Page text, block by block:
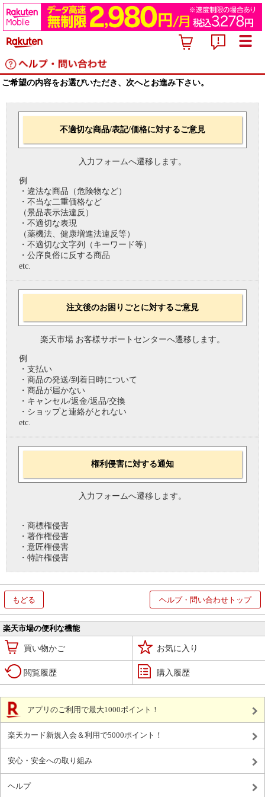
ご希望の内容をお選びいただき、次へとお進み下さい。
不適切な商品/表記/価格に対するご意見
入力フォームへ遷移します。
例
・違法な商品（危険物など）
・不当な二重価格など
（景品表示法違反）
・不適切な表現
（薬機法、健康増進法違反等）
・不適切な文字列（キーワード等）
・公序良俗に反する商品
etc.
注文後のお困りごとに対するご意見
楽天市場 お客様サポートセンターへ遷移します。
例
・支払い
・商品の発送/到着日時について
・商品が届かない
・キャンセル/返金/返品/交換
・ショップと連絡がとれない
etc.
権利侵害に対する通知
入力フォームへ遷移します。
・商標権侵害
・著作権侵害
・意匠権侵害
・特許権侵害
もどる ヘルプ・問い合わせトップ
楽天市場の便利な機能
買い物かご お気に入り
閲覧履歴 購入履歴
アプリのご利用で最大1000ポイント！
楽天カード新規入会＆利用で5000ポイント！
安心・安全への取り組み
ヘルプ